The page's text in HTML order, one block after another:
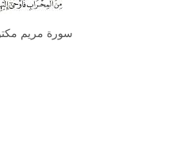
سورة مريم